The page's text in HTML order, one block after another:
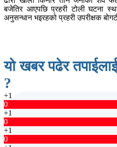
बजेतिर आएपछि प्रहरी टोली घटना
अनुसन्धान भइरहको प्रहरी उपरीक्षक
यो खबर पढेर
?
+1
0
+1
0
+1
0